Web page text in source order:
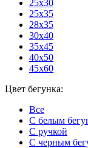
25x30
25x35
28x35
30x40
35x45
40x50
45x60
Цвет бегунка:
Все
С белым
С ручкой
С черным